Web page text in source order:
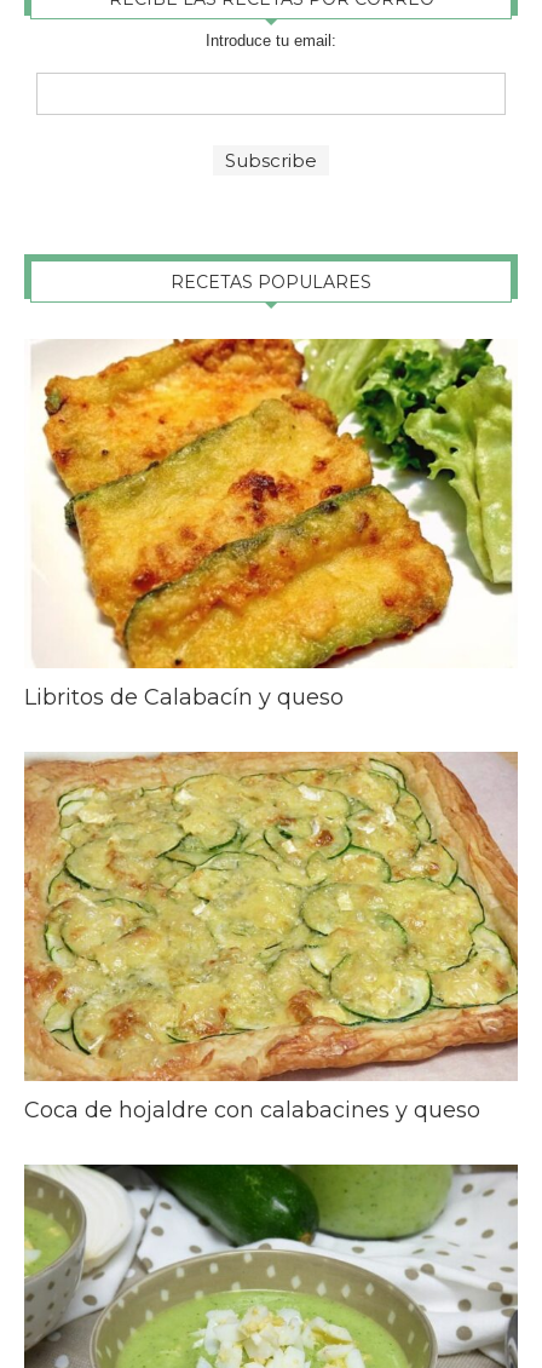
Introduce tu email:
RECETAS POPULARES
Libritos de Calabacín y queso
Coca de hojaldre con calabacines y queso